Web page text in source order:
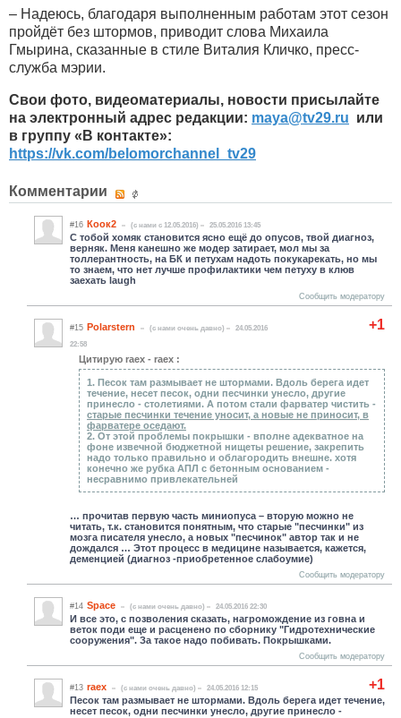
– Надеюсь, благодаря выполненным работам этот сезон
пройдёт без штормов, приводит слова Михаила
Гмырина, сказанные в стиле Виталия Кличко, пресс-
служба мэрии.
Свои фото, видеоматериалы, новости присылайте
на электронный адрес редакции: maya@tv29.ru или
в группу «В контакте»:
https://vk.com/belomorchannel_tv29
Комментарии
#16 Коок2 (c нами с 12.05.2016) 25.05.2016 13:45
С тобой хомяк становится ясно ещё до опусов, твой диагноз,
верняк. Меня канешно же модер затирает, мол мы за
толлерантность, на БК и петухам надоть покукарекать, но мы
то знаем, что нет лучше профилактики чем петуху в клюв
заехать laugh
Сообщить модератору
+1
#15 Polarstern (c нами очень давно)
24.05.2016
22:58
Цитирую raex - raex :
1. Песок там размывает не штормами. Вдоль берега идет
течение, несет песок, одни песчинки унесло, другие
принесло - столетиями. А потом стали фарватер чистить -
старые песчинки течение уносит, а новые не приносит, в
фарватере оседают.
2. От этой проблемы покрышки - вполне адекватное на
фоне извечной бюджетной нищеты решение, закрепить
надо только правильно и облагородить внешне. хотя
конечно же рубка АПЛ с бетонным основанием -
несравнимо привлекательней
… прочитав первую часть миниопуса – вторую можно не
читать, т.к. становится понятным, что старые "песчинки" из
мозга писателя унесло, а новых "песчинок" автор так и не
дождался … Этот процесс в медицине называется, кажется,
деменцией (диагноз -приобретенное слабоумие)
Сообщить модератору
#14 Space (c нами очень давно) 24.05.2016 22:30
И все это, с позволения сказать, нагромождение из говна и
веток поди еще и расценено по сборнику "Гидротехнические
сооружения". За такое надо побивать. Покрышками.
Сообщить модератору
+1
#13 raex (c нами очень давно) 24.05.2016 12:15
Песок там размывает не штормами. Вдоль берега идет течение,
несет песок, одни песчинки унесло, другие принесло -